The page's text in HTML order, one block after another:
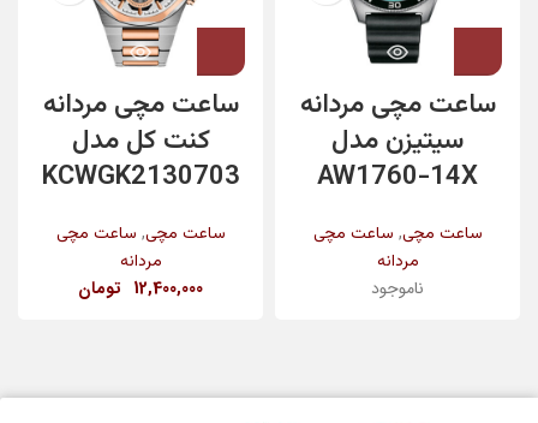
ساعت مچی مردانه
سیتیزن مدل
AW1760-14X
ساعت مچی, ساعت مچی
مردانه
ناموجود
ساعت مچی مردانه
کنت کل مدل
KCWGK2130703
ساعت مچی, ساعت مچی
مردانه
12,400,000 تومان